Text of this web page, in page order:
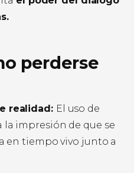
perderse
realidad: El uso de
la impresión de que se
en tiempo vivo junto a